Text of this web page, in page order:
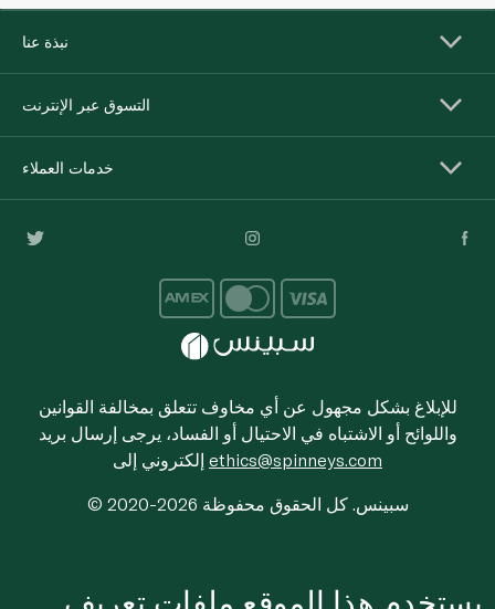
نبذة عنا
التسوق عبر الإنترنت
خدمات العملاء
للإبلاغ بشكل مجهول عن أي مخاوف تتعلق بمخالفة القوانين
واللوائح أو الاشتباه في الاحتيال أو الفساد، يرجى إرسال بريد
ethics@spinneys.com
© 2020-2026 سبينس. كل الحقوق محفوظة
يستخدم هذا الموقع ملفات تعريف